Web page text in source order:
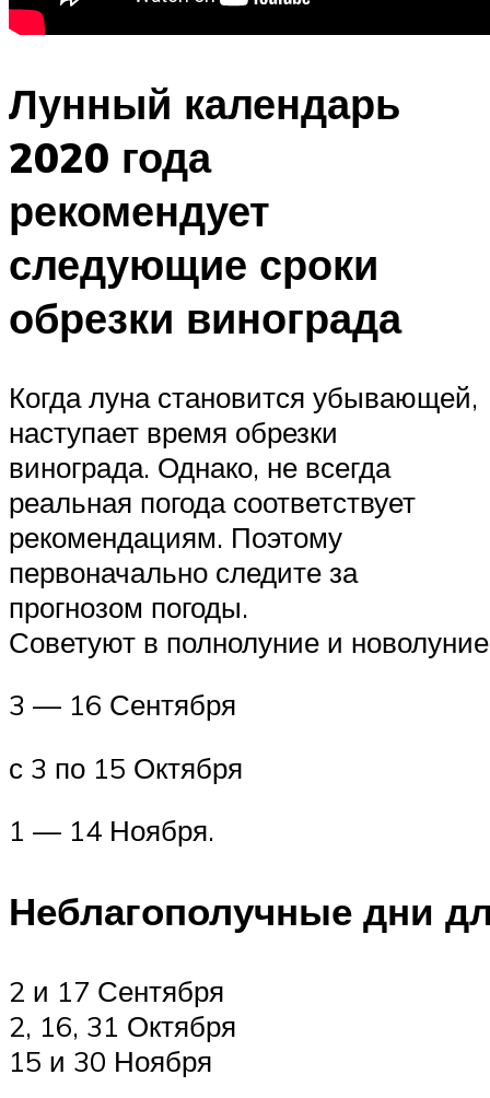
Лунный календарь
2020 года
рекомендует
следующие сроки
обрезки винограда
Когда луна становится убывающей,
наступает время обрезки
винограда. Однако, не всегда
реальная погода соответствует
рекомендациям. Поэтому
первоначально следите за
прогнозом погоды.
Советуют в полнолуние и
3 — 16 Сентября
с 3 по 15 Октября
1 — 14 Ноября.
Неблагополучные дни
2 и 17 Сентября
2, 16, 31 Октября
15 и 30 Ноября